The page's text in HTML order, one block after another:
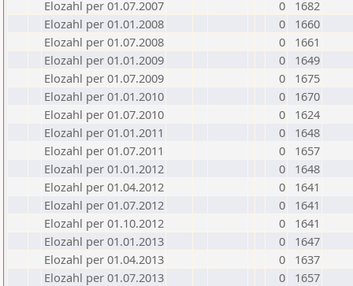
Elozahl per 01.07.2007
0
1682
Elozahl per 01.01.2008
0
1660
Elozahl per 01.07.2008
0
1661
Elozahl per 01.01.2009
0
1649
Elozahl per 01.07.2009
0
1675
Elozahl per 01.01.2010
0
1670
Elozahl per 01.07.2010
0
1624
Elozahl per 01.01.2011
0
1648
Elozahl per 01.07.2011
0
1657
Elozahl per 01.01.2012
0
1648
Elozahl per 01.04.2012
0
1641
Elozahl per 01.07.2012
0
1641
Elozahl per 01.10.2012
0
1641
Elozahl per 01.01.2013
0
1647
Elozahl per 01.04.2013
0
1637
Elozahl per 01.07.2013
0
1657